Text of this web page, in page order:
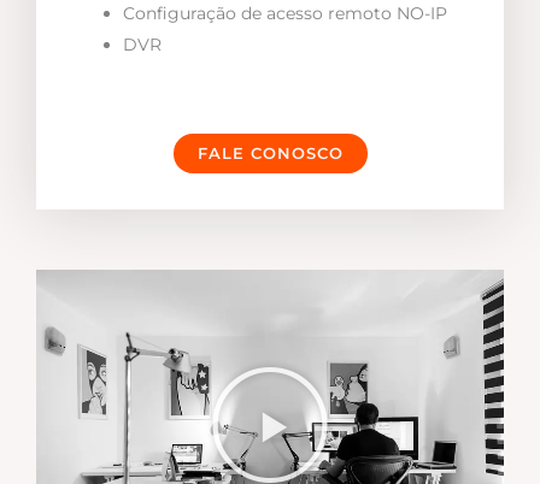
Configuração de acesso remoto NO-IP
DVR
FALE CONOSCO